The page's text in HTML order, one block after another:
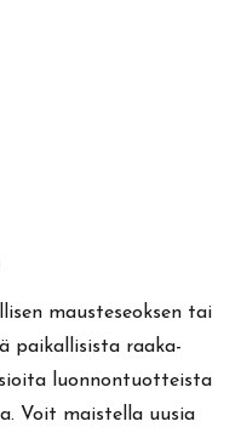
mausteseoksen tai
paikallisista raaka-
luonnontuotteista
Voit maistella uusia